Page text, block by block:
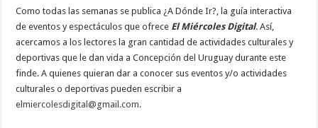
Como todas las semanas se publica ¿A Dónde Ir?, la guía interactiva
de eventos y espectáculos que ofrece El Miércoles Digital. Así,
acercamos a los lectores la gran cantidad de actividades culturales y
deportivas que le dan vida a Concepción del Uruguay durante este
finde. A quienes quieran dar a conocer sus eventos y/o actividades
culturales o deportivas pueden escribir a
elmiercolesdigital@gmail.com.